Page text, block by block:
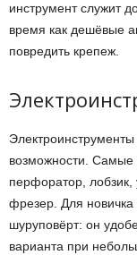
инструмент служит
время как дешёвые
повредить крепеж.
возможности. Самые
перфоратор,
фрезер. Для новичка
шуруповёрт: он
варианта при